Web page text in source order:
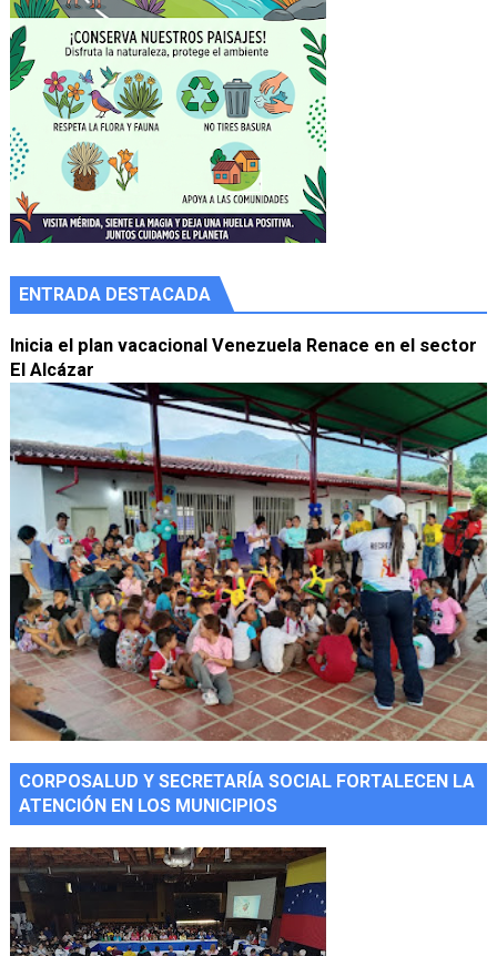
ENTRADA DESTACADA
Inicia el plan vacacional Venezuela Renace en el sector
El Alcázar
CORPOSALUD Y SECRETARÍA SOCIAL FORTALECEN LA
ATENCIÓN EN LOS MUNICIPIOS